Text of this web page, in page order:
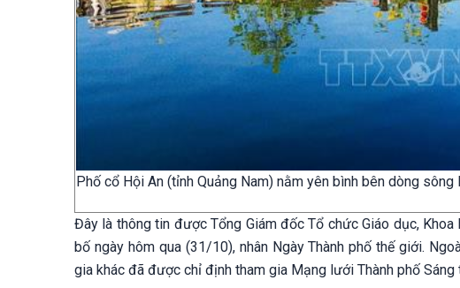
Phố cổ Hội An (tỉnh Quảng Nam) nằm yên bình bên dòng
Đây là thông tin được Tổng Giám đốc Tổ chức Giáo dục,
bố ngày hôm qua (31/10), nhân Ngày Thành phố thế giới.
gia khác đã được chỉ định tham gia Mạng lưới Thành phố Sáng